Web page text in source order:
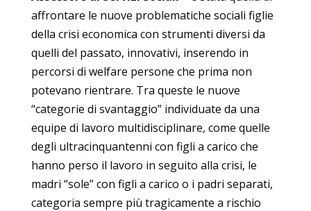
affrontare le nuove problematiche sociali figlie
della crisi economica con strumenti diversi da
quelli del passato, innovativi, inserendo in
percorsi di welfare persone che prima non
potevano rientrare. Tra queste le nuove
“categorie di svantaggio” individuate da una
equipe di lavoro multidisciplinare, come quelle
degli ultracinquantenni con figli a carico che
hanno perso il lavoro in seguito alla crisi, le
madri “sole” con figli a carico o i padri separati,
categoria sempre più tragicamente a rischio